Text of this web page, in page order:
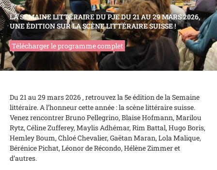
LA SEMAINE LITTÉRAIRE DU PJE DU 21 AU 29 MARS 2026,
UNE ÉDITION SUR LA SCÈNE LITTÉRAIRE SUISSE !
Télécharger le programme complet
Du 21 au 29 mars 2026 , retrouvez la 5e édition de la Semaine
littéraire. A l’honneur cette année : la scène littéraire suisse.
Venez rencontrer Bruno Pellegrino, Blaise Hofmann, Marilou
Rytz, Céline Zufferey, Maylis Adhémar, Rim Battal, Hugo Boris,
Hemley Boum, Chloé Chevalier, Gaëtan Maran, Lola Malique,
Bérénice Pichat, Léonor de Récondo, Hélène Zimmer et
d’autres.